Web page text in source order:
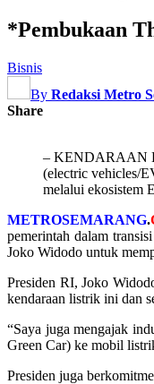
*Pembukaan
Bisnis
By Redaksi Metro
Share
– KENDARAAN
(electric vehicles/
melalui ekosistem
METROSEMARANG.
pemerintah dalam
Joko Widodo untuk
Presiden RI, Joko
kendaraan listrik ini dan
“Saya juga mengajak
Green Car) ke mobil
Presiden juga